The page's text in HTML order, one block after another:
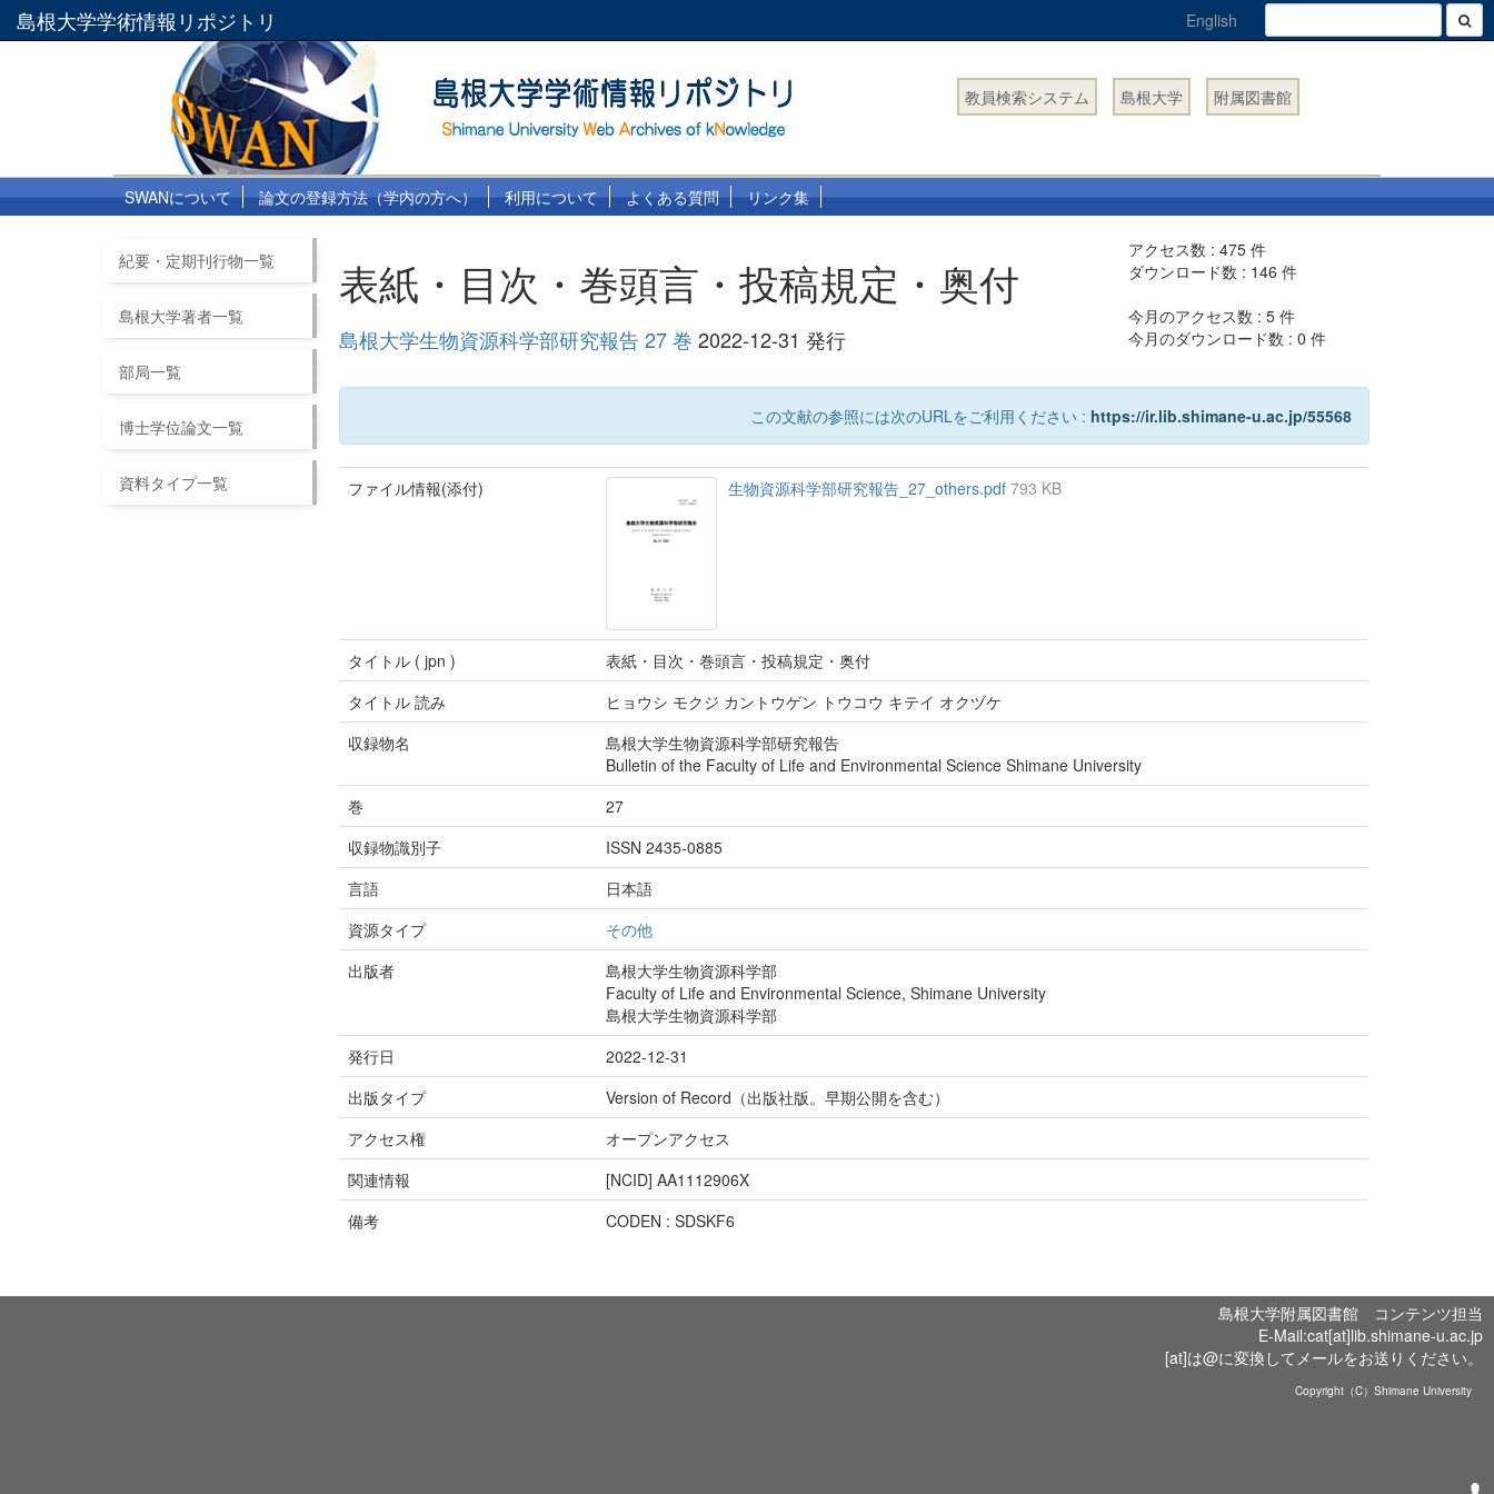
島根大学学術情報リポジトリ English
教員検索システム 島根大学 附属図書館
SWANについて 論文の登録方法（学内の方へ） 利用について よくある質問 リンク集
紀要・定期刊行物一覧
島根大学著者一覧
部局一覧
博士学位論文一覧
資料タイプ一覧
表紙・目次・巻頭言・投稿規定・奥付
島根大学生物資源科学部研究報告 27 巻 2022-12-31 発行
アクセス数 :475 件
ダウンロード数 : 146 件
今月のアクセス数 :5 件
今月のダウンロード数 :0 件
この文献の参照には次のURLをご利用ください : https://ir.lib.shimane-u.ac.jp/55568
ファイル情報(添付) 生物資源科学部研究報告_27_others.pdf793 KB
タイトル ( jpn )
表紙・目次・巻頭言・投稿規定・奥付
タイトル 読み
ヒョウシ モクジ カントウゲン トウコウ キテイ オクヅケ
収録物名
島根大学生物資源科学部研究報告
Bulletin of the Faculty of Life and Environmental Science Shimane University
巻
27
収録物識別子
ISSN 2435-0885
言語
日本語
資源タイプ
その他
出版者
島根大学生物資源科学部
Faculty of Life and Environmental Science, Shimane University
島根大学生物資源科学部
発行日
2022-12-31
出版タイプ
Version of Record（出版社版。早期公開を含む）
アクセス権
オープンアクセス
関連情報
[NCID] AA1112906X
備考
CODEN : SDSKF6
島根大学附属図書館 コンテンツ担当
E-Mail:cat[at]lib.shimane-u.ac.jp
[at]は@に変換してメールをお送りください。
Copyright（C）Shimane University